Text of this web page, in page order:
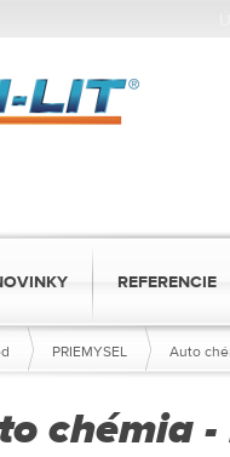
REFERENCIE
PRIEMYSEL Auto
chémia -